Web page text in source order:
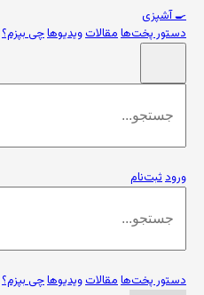
🍳آشپزی
دستور پخت‌هامقالاتویدیوهاچی بپزم؟
ورودثبت‌نام
دستور پخت‌هامقالاتویدیوهاچی بپزم؟